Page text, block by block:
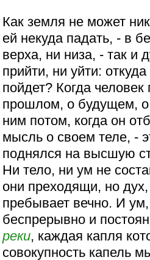
Как земля не может
ей некуда падать, - в
верха, ни низа, - так и
прийти, ни уйти:
пойдет? Когда
прошлом, о будущем, о
ним потом, когда он
мысль о своем теле, -
поднялся на высшую
Ни тело, ни ум не
они преходящи, но
пребывает вечно. И
беспрерывно и
реки, каждая капля
совокупность капель